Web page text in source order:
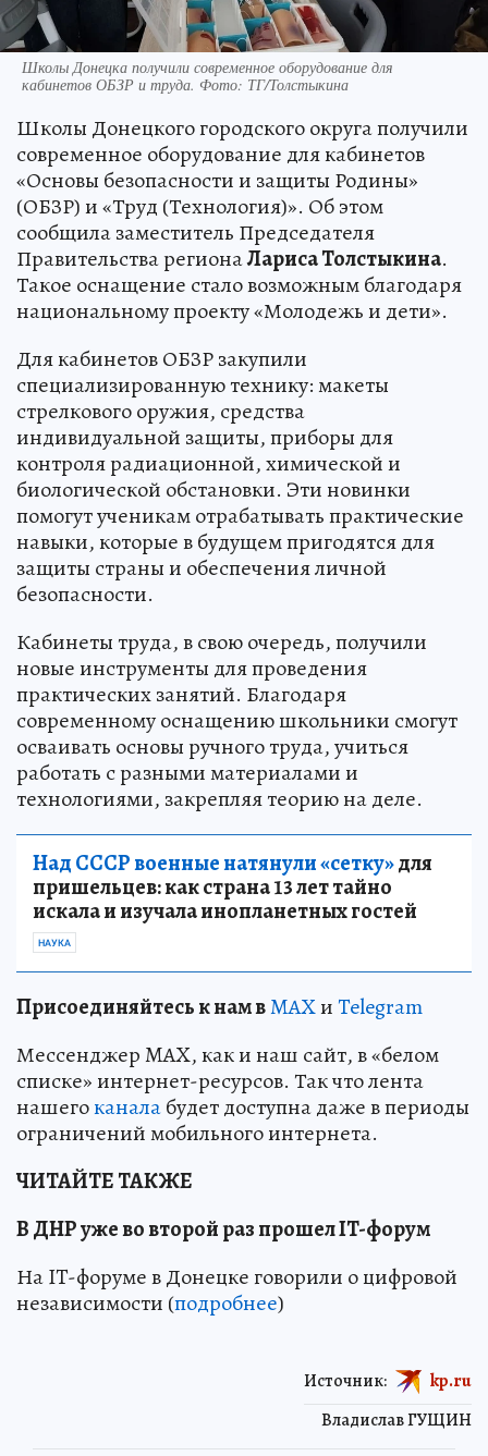
Школы Донецка получили современное оборудование для
кабинетов ОБЗР и труда. Фото: ТГ/Толстыкина
Школы Донецкого городского округа получили
современное оборудование для кабинетов
«Основы безопасности и защиты Родины»
(ОБЗР) и «Труд (Технология)». Об этом
сообщила заместитель Председателя
Правительства регионаЛариса Толстыкина.
Такое оснащение стало возможным благодаря
национальному проекту «Молодежь и дети».
Для кабинетов ОБЗР закупили
специализированную технику: макеты
стрелкового оружия, средства
индивидуальной защиты, приборы для
контроля радиационной, химической и
биологической обстановки. Эти новинки
помогут ученикам отрабатывать практические
навыки, которые в будущем пригодятся для
защиты страны и обеспечения личной
безопасности.
Кабинеты труда, в свою очередь, получили
новые инструменты для проведения
практических занятий. Благодаря
современному оснащению школьники смогут
осваивать основы ручного труда, учиться
работать с разными материалами и
технологиями, закрепляя теорию на деле.
Над СССР военные натянули «сетку»для
пришельцев: как страна 13 лет тайно
искала и изучала инопланетных гостей
НАУКА
Присоединяйтесь к нам вMAXиTelegram
Мессенджер MAX, как и наш сайт, в «белом
списке» интернет-ресурсов. Так что лента
нашегоканалабудет доступна даже в периоды
ограничений мобильного интернета.
ЧИТАЙТЕ ТАКЖЕ
В ДНР уже во второй раз прошел IT-форум
На IT-форуме в Донецке говорили о цифровой
независимости (подробнее)
Владислав ГУЩИН
Источник: kp.ru